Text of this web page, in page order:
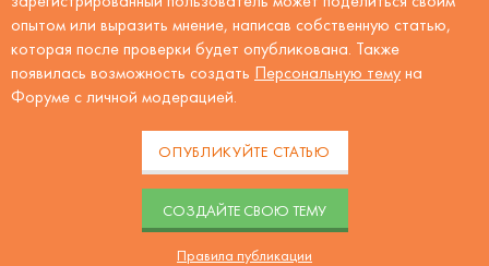
опытом или выразить мнение, написав собственную статью,
которая после проверки будет опубликована. Также
появилась возможность создать Персональную тему на
Форуме с личной модерацией.
ОПУБЛИКУЙТЕ СТАТЬЮ
CОЗДАЙТЕ СВОЮ ТЕМУ
Правила публикации